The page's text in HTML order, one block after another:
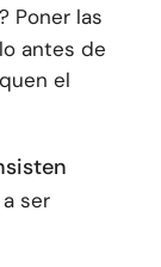
Poner las
antes de
el
ser